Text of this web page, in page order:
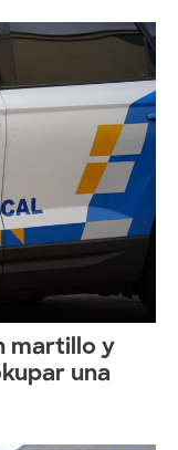
martillo y
una